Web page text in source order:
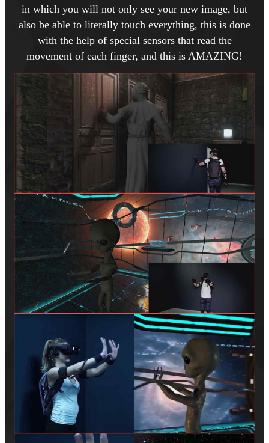
in which you will not only see your new image, but
also be able to literally touch everything, this is done
with the help of special sensors that read the
movement of each finger, and this is AMAZING!